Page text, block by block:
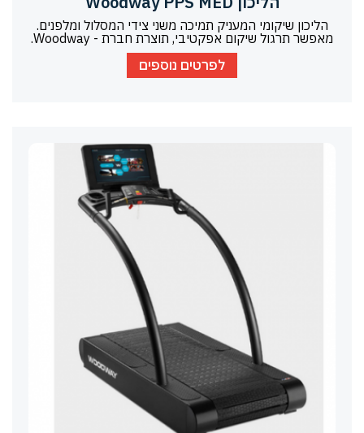
הליכון שיקומי המעניק תמיכה משני צידי המסלול ומלפנים.
מאפשר תרגול שיקום אפקטיבי, תוצרת חברת - Woodway.
לפרטים נוספים